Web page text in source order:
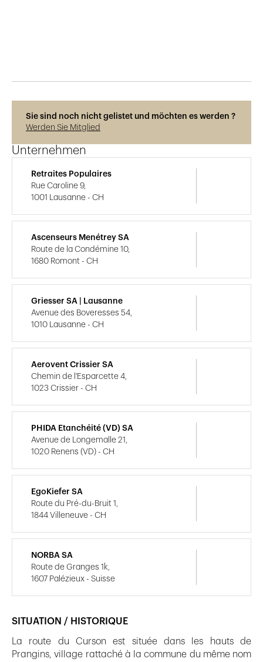
SITUATION / HISTORIQUE
La route du Curson est située dans les hauts de
Prangins, village rattaché à la commune du même nom
Sie sind noch nicht gelistet und möchten es werden ?
Werden Sie Mitglied
Unternehmen
Retraites Populaires
Rue Caroline 9,
1001 Lausanne - CH
Ascenseurs Menétrey SA
Route de la Condémine 10,
1680 Romont - CH
Griesser SA | Lausanne
Avenue des Boveresses 54,
1010 Lausanne - CH
Aerovent Crissier SA
Chemin de l'Esparcette 4,
1023 Crissier - CH
PHIDA Etanchéité (VD) SA
Avenue de Longemalle 21,
1020 Renens (VD) - CH
EgoKiefer SA
Route du Pré-du-Bruit 1,
1844 Villeneuve - CH
NORBA SA
Route de Granges 1k,
1607 Palézieux - Suisse